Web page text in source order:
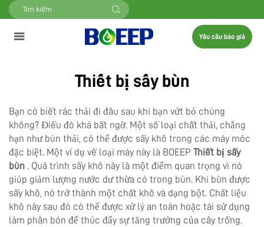
Yêu cầu báo giá
Thiết bị sấy bùn
Bạn có biết rác thải đi đâu sau khi bạn vứt bỏ chúng
không? Điều đó khá bất ngờ. Một số loại chất thải, chẳng
hạn như bùn thải, có thể được sấy khô trong các máy móc
đặc biệt. Một ví dụ về loại máy này là BOEEP Thiết bị sấy
bùn . Quá trình sấy khô này là một điểm quan trọng vì nó
giúp giảm lượng nước dư thừa có trong bùn. Khi bùn được
sấy khô, nó trở thành một chất khô và dạng bột. Chất liệu
khô này sau đó có thể được xử lý an toàn hoặc tái sử dụng
làm phân bón để thúc đẩy sự tăng trưởng của cây trồng.